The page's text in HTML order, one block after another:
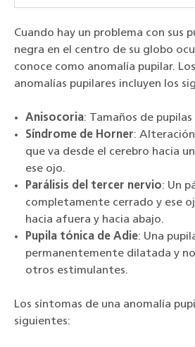
Cuando hay un problema con sus
negra en el centro de su globo
conoce como anomalía pupilar.
anomalías pupilares incluyen los
Anisocoria: Tamaños de
Síndrome de Horner:
que va desde el cerebro hacia
ese ojo.
Parálisis del tercer nervio: Un
completamente cerrado y ese
hacia afuera y hacia abajo.
Pupila tónica de Adie: Una
permanentemente dilatada y
otros estimulantes.
Los síntomas de una anomalía
siguientes: